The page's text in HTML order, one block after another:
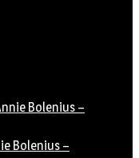
Bolenius –
Bolenius –